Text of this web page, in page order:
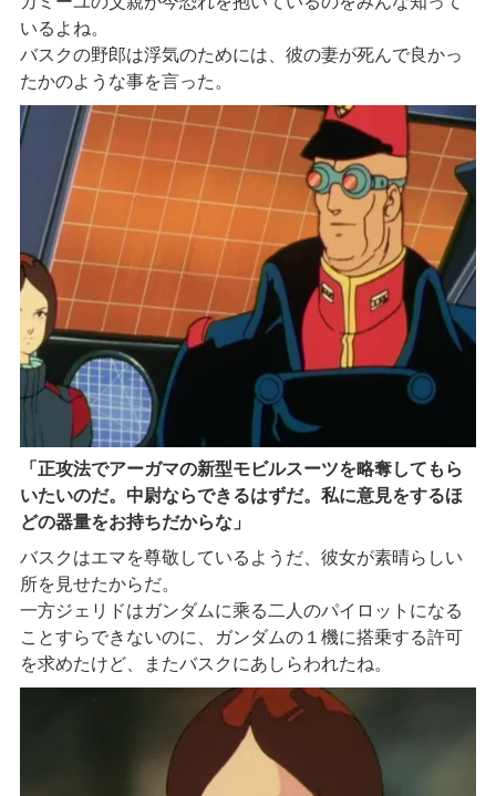
いるよね。
バスクの野郎は浮気のためには、彼の妻が死んで良かっ
たかのような事を言った。
「正攻法でアーガマの新型モビルスーツを略奪してもら
いたいのだ。中尉ならできるはずだ。私に意見をするほ
どの器量をお持ちだからな」
バスクはエマを尊敬しているようだ、彼女が素晴らしい
所を見せたからだ。
一方ジェリドはガンダムに乘る二人のパイロットになる
ことすらできないのに、ガンダムの１機に搭乗する許可
を求めたけど、またバスクにあしらわれたね。